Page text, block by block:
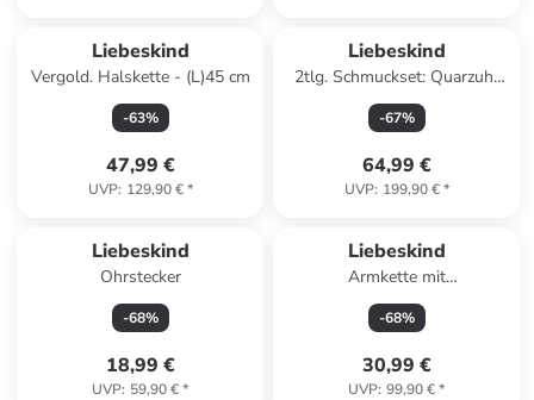
Liebeskind
Vergold. Halskette - (L)45 cm
-63%
47,99 €
UVP: 129,90 €*
Liebeskind
2tlg. Schmuckset: Quarzuhr
und Armkette
-67%
64,99 €
UVP: 199,90 €*
Liebeskind
Ohrstecker
-68%
18,99 €
UVP: 59,90 €*
Liebeskind
Armkette mit
Schmuckelement
-68%
30,99 €
UVP: 99,90 €*